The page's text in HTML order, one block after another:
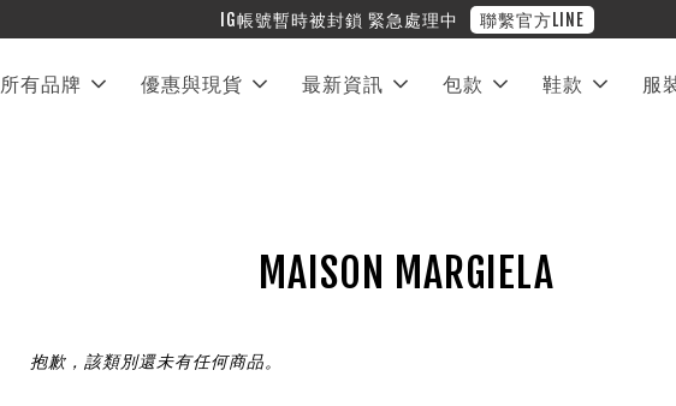
IG帳號暫時被封鎖 緊急處理中 聯繫官方LINE
所有品牌 優惠與現貨 最新資訊 包款 鞋款 服
MAISON MARGIELA
抱歉，該類別還未有任何商品。